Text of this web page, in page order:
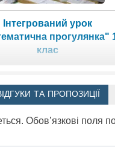
Інтегрований урок
прогулянка"
клас
ТА ПРОПОЗИЦІЇ
Обов’язкові поля